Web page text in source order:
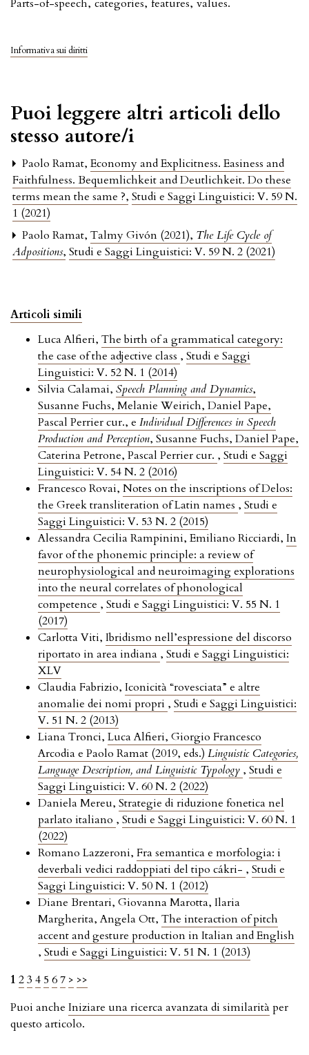
Parts-of-speech, categories, features, values.
Informativa sui diritti
Puoi leggere altri articoli dello
stesso autore/i
Paolo Ramat,Economy and Explicitness. Easiness and
Faithfulness. Bequemlichkeit and Deutlichkeit. Do these
terms mean the same ?, Studi e Saggi Linguistici: V. 59 N.
1 (2021)
Paolo Ramat, Talmy Givón (2021), The Life Cycle of
Adpositions, Studi e Saggi Linguistici: V. 59 N. 2 (2021)
Articoli simili
Luca Alfieri, The birth of a grammatical category:
the case of the adjective class , Studi e Saggi
Linguistici: V. 52 N. 1 (2014)
Silvia Calamai, Speech Planning and Dynamics,
Susanne Fuchs, Melanie Weirich, Daniel Pape,
Pascal Perrier cur., e Individual Differences in Speech
Production and Perception, Susanne Fuchs, Daniel Pape,
Caterina Petrone, Pascal Perrier cur. , Studi e Saggi
Linguistici: V. 54 N. 2 (2016)
Francesco Rovai, Notes on the inscriptions of Delos:
the Greek transliteration of Latin names , Studi e
Saggi Linguistici: V. 53 N. 2 (2015)
Alessandra Cecilia Rampinini, Emiliano Ricciardi, In
favor of the phonemic principle: a review of
neurophysiological and neuroimaging explorations
into the neural correlates of phonological
competence , Studi e Saggi Linguistici: V. 55 N. 1
(2017)
Carlotta Viti, Ibridismo nell’espressione del discorso
riportato in area indiana , Studi e Saggi Linguistici:
XLV
Claudia Fabrizio, Iconicità “rovesciata” e altre
anomalie dei nomi propri , Studi e Saggi Linguistici:
V. 51 N. 2 (2013)
Liana Tronci, Luca Alfieri, Giorgio Francesco
Arcodia e Paolo Ramat (2019, eds.) Linguistic Categories,
Language Description, and Linguistic Typology , Studi e
Saggi Linguistici: V. 60 N. 2 (2022)
Daniela Mereu, Strategie di riduzione fonetica nel
parlato italiano , Studi e Saggi Linguistici: V. 60 N. 1
(2022)
Romano Lazzeroni, Fra semantica e morfologia: i
deverbali vedici raddoppiati del tipo cákri- , Studi e
Saggi Linguistici: V. 50 N. 1 (2012)
Diane Brentari, Giovanna Marotta, Ilaria
Margherita, Angela Ott, The interaction of pitch
accent and gesture production in Italian and English
, Studi e Saggi Linguistici: V. 51 N. 1 (2013)
1 23 4 5 67 > >>
Puoi anche Iniziare una ricerca avanzata di similarità per
questo articolo.